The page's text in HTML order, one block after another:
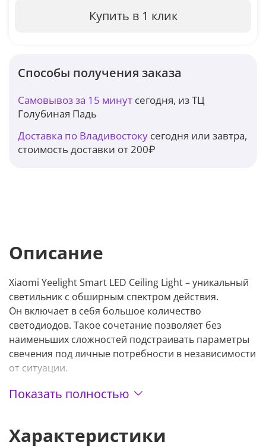
Купить в 1 клик
Способы получения заказа
Самовывоз за 15 минут сегодня, из ТЦ
Голубиная Падь
Доставка по Владивостоку сегодня или завтра,
стоимость доставки от 200₽
Описание
Xiaomi Yeelight Smart LED Ceiling Light – уникальный
светильник с обширным спектром действия.
Он включает в себя большое количество
светодиодов. Такое сочетание позволяет без
наименьших сложностей подстраивать параметры
свечения под личные потребности в независимости
от ситуации.
Показать полностью
Характеристики